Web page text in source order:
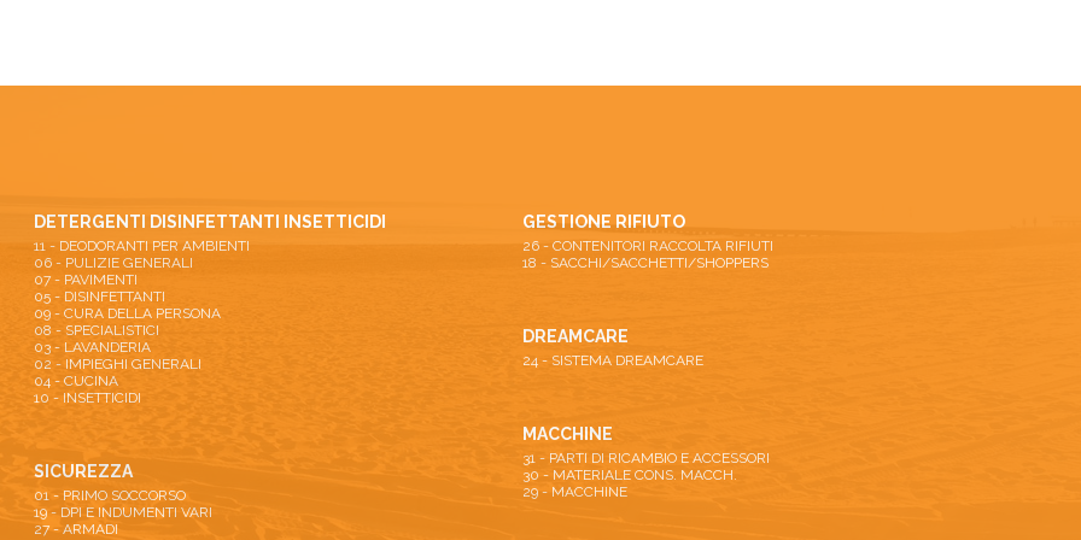
DETERGENTI DISINFETTANTI INSETTICIDI
11 - DEODORANTI PER AMBIENTI
06 - PULIZIE GENERALI
07 - PAVIMENTI
05 - DISINFETTANTI
09 - CURA DELLA PERSONA
08 - SPECIALISTICI
03 - LAVANDERIA
02 - IMPIEGHI GENERALI
04 - CUCINA
10 - INSETTICIDI
SICUREZZA
01 - PRIMO SOCCORSO
19 - DPI E INDUMENTI VARI
27 - ARMADI
GESTIONE RIFIUTO
26 - CONTENITORI RACCOLTA RIFIUTI
18 - SACCHI/SACCHETTI/SHOPPERS
DREAMCARE
24 - SISTEMA DREAMCARE
MACCHINE
31 - PARTI DI RICAMBIO E ACCESSORI
30 - MATERIALE CONS. MACCH.
29 - MACCHINE